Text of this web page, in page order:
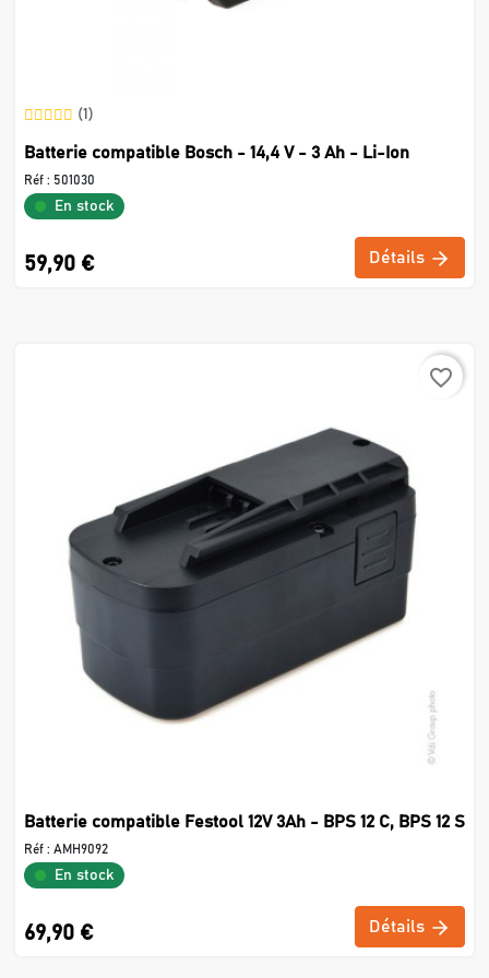
(1)
Batterie compatible Bosch - 14,4 V - 3 Ah - Li-Ion
Réf : 501030
En stock
59,90 € Détails
favorite_border
Batterie compatible Festool 12V 3Ah - BPS 12 C, BPS 12 S
Réf : AMH9092
En stock
69,90 € Détails